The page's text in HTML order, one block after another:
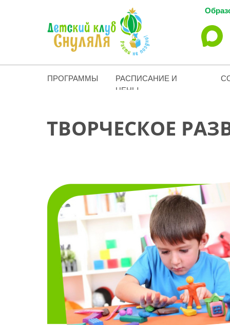
ПРОГРАММЫ
РАСПИСАНИЕ И
ЦЕНЫ
ТВОРЧЕСКОЕ